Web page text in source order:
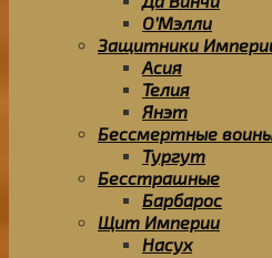
О’Мэлли
Защитники
Асия
Телия
Янэт
Бессмертные
Тургут
Бесстрашные
Барбарос
Щит Империи
Насух